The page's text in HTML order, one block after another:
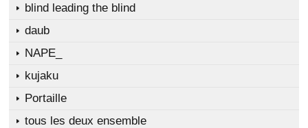
blind leading the blind
daub
NAPE_
kujaku
Portaille
tous les deux ensemble